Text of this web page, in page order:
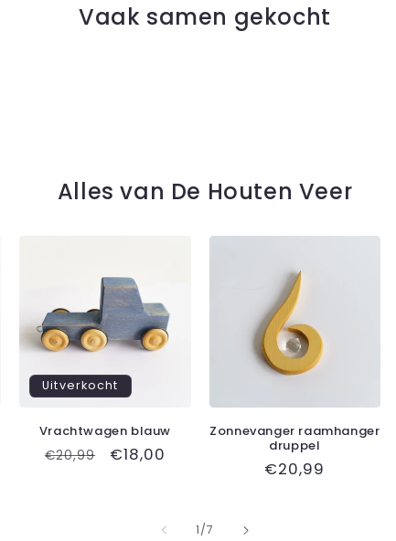
Vaak samen gekocht
Alles van De Houten Veer
Uitverkocht
Vrachtwagen blauw
Normale
€20,99 Aanbiedingsprijs
€18,00
Zonnevanger raamhanger
druppel
Normale
€20,99
1/van
7